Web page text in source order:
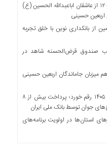
میزبانی موکب منطقه ۱۲ از عاشقان اباعبدالله الحسین (ع)
اربعین حسینی
از بانکداری نوین با خلق تجربه
صندوق قرض‌الحسنه شاهد در
جاماندگان اربعین حسینی
در چهار ماه نخست ۱۴۰۵ رقم خورد؛ پرداخت بیش از ۸
جوان توسط بانک ملی ایران
استان‌ها در اولویت برنامه‌های